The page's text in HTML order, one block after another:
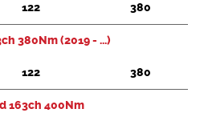
122 380
380Nm (2019 - ...)
122 380
163ch 400Nm